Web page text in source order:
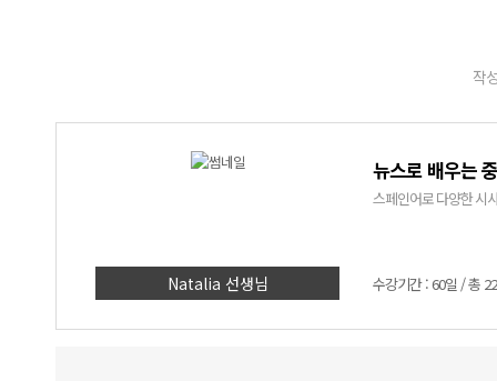
작
Natalia 선생님
뉴스로 배우는
스페인어로 다양한 시
수강기간 : 60일 / 총